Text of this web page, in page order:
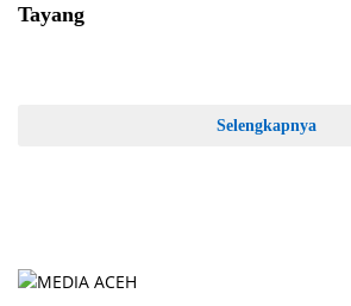
Tayang
Selengkapnya